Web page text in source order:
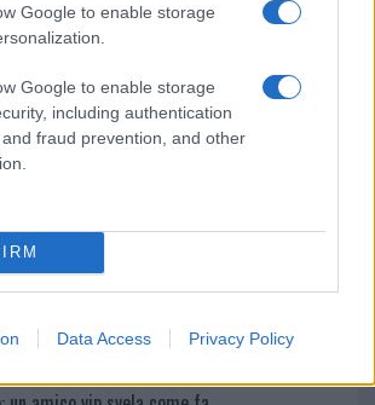
Google to enable storage
Google to enable storage
including authentication
fraud prevention, and other
Data Access Privacy Policy
del fuoco a Rudalza
distrutto dalle fiamme a La
meteo per il weekend a Olbia e in